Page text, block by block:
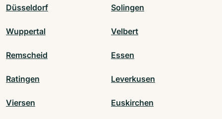
Düsseldorf Solingen
Wuppertal Velbert
Remscheid Essen
Ratingen Leverkusen
Viersen Euskirchen